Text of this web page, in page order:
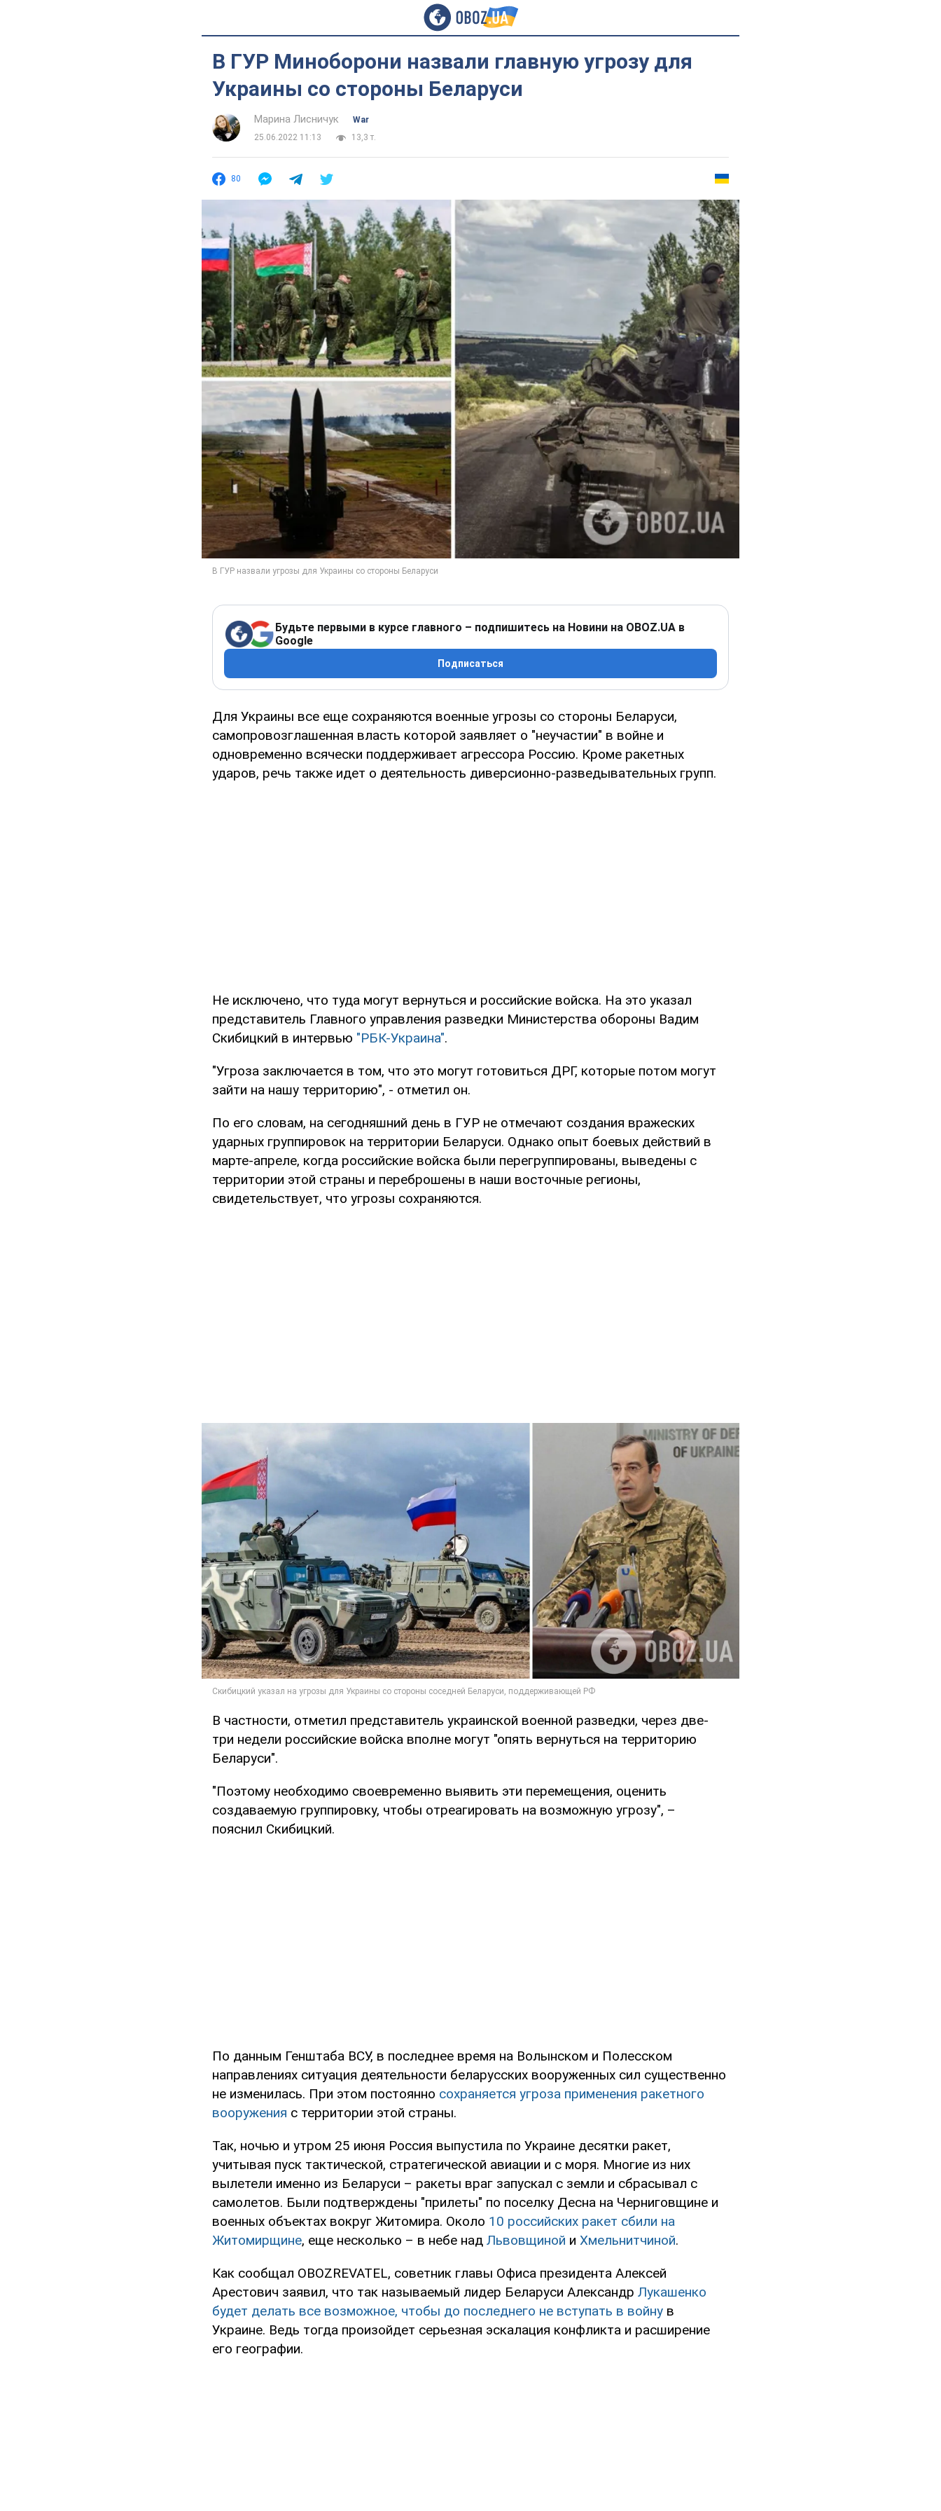
В ГУР Миноборони назвали главную угрозу для
Украины со стороны Беларуси
Марина Лисничук
War
25.06.2022 11:13
13,3 т.
80
Будьте первыми в курсе главного – подпишитесь на Новини на OBOZ.UA в
Google
Подписаться
Для Украины все еще сохраняются военные угрозы со стороны Беларуси,
самопровозглашенная власть которой заявляет о "неучастии" в войне и
одновременно всячески поддерживает агрессора Россию. Кроме ракетных
ударов, речь также идет о деятельность диверсионно-разведывательных групп.
Не исключено, что туда могут вернуться и российские войска. На это указал
представитель Главного управления разведки Министерства обороны Вадим
Скибицкий в интервью "РБК-Украина".
"Угроза заключается в том, что это могут готовиться ДРГ, которые потом могут
зайти на нашу территорию", - отметил он.
По его словам, на сегодняшний день в ГУР не отмечают создания вражеских
ударных группировок на территории Беларуси. Однако опыт боевых действий в
марте-апреле, когда российские войска были перегруппированы, выведены с
территории этой страны и переброшены в наши восточные регионы,
свидетельствует, что угрозы сохраняются.
В частности, отметил представитель украинской военной разведки, через две-
три недели российские войска вполне могут "опять вернуться на территорию
Беларуси".
"Поэтому необходимо своевременно выявить эти перемещения, оценить
создаваемую группировку, чтобы отреагировать на возможную угрозу", –
пояснил Скибицкий.
По данным Генштаба ВСУ, в последнее время на Волынском и Полесском
направлениях ситуация деятельности беларусских вооруженных сил существенно
не изменилась. При этом постоянно сохраняется угроза применения ракетного
вооружения с территории этой страны.
Так, ночью и утром 25 июня Россия выпустила по Украине десятки ракет,
учитывая пуск тактической, стратегической авиации и с моря. Многие из них
вылетели именно из Беларуси – ракеты враг запускал с земли и сбрасывал с
самолетов. Были подтверждены "прилеты" по поселку Десна на Черниговщине и
военных объектах вокруг Житомира. Около 10 российских ракет сбили на
Житомирщине, еще несколько – в небе над Львовщиной и Хмельнитчиной.
Как сообщал OBOZREVATEL, советник главы Офиса президента Алексей
Арестович заявил, что так называемый лидер Беларуси Александр Лукашенко
будет делать все возможное, чтобы до последнего не вступать в войну в
Украине. Ведь тогда произойдет серьезная эскалация конфликта и расширение
его географии.